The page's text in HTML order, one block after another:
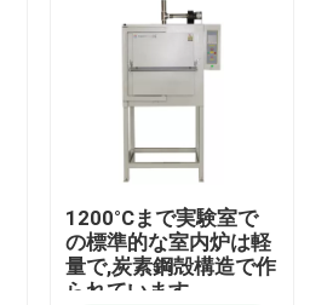
1200°Cまで実験室で
の標準的な室内炉は軽
量で,炭素鋼殻構造で作
られています